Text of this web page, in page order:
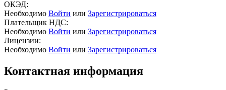
ОКЭД:
Необходимо Войти или Зарегистрироваться
Плательщик НДС:
Необходимо Войти или Зарегистрироваться
Лицензии:
Необходимо Войти или Зарегистрироваться
Контактная информация